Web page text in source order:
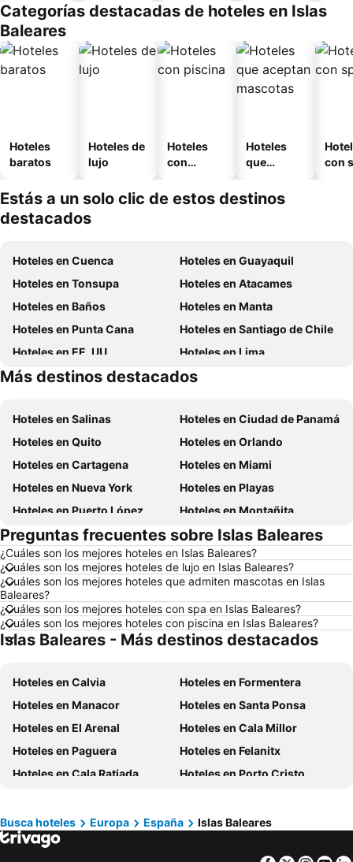
o
Categorías destacadas de hoteles en Islas
Baleares
Hoteles
baratos
Hoteles de
lujo
Hoteles
con
Hoteles
que
mascotas
con
Estás a un solo clic de estos destinos
destacados
Hoteles en Cuenca
Hoteles en Guayaquil
Hoteles en Tonsupa
Hoteles en Atacames
Hoteles en Baños
Hoteles en Manta
Hoteles en Punta Cana
Hoteles en Santiago de Chile
Hoteles en EE. UU.
Hoteles en Lima
Hoteles en Chicago
Hoteles en Ecuador
Más destinos destacados
Hoteles en Salinas
Hoteles en Ciudad de Panamá
Hoteles en Quito
Hoteles en Orlando
Hoteles en Cartagena
Hoteles en Miami
Hoteles en Nueva York
Hoteles en Playas
Hoteles en Puerto López
Hoteles en Montañita
Hoteles en Zorritos
Hoteles en Madrid
Hoteles en Roma
Hoteles en Bogotá
Hoteles en Riobamba
Hoteles en París
Hoteles en Ambato
Hoteles en Ibarra
Hoteles en Loja
Hoteles en Curazao
Hoteles en Santa Cruz
Hoteles en Colombia
Hoteles en Campania
Hoteles en Nueva York
Hoteles en Aruba
Preguntas frecuentes sobre Islas Baleares
¿Cuáles son los mejores hoteles en Islas Baleares?
¿Cuáles son los mejores hoteles de lujo en Islas Baleares?
¿Cuáles son los mejores hoteles que admiten mascotas en Islas
Baleares?
¿Cuáles son los mejores hoteles con spa en Islas Baleares?
¿Cuáles son los mejores hoteles con piscina en Islas Baleares?
Islas Baleares - Más destinos destacados
Hoteles en Calvia
Hoteles en Formentera
Hoteles en Manacor
Hoteles en Santa Ponsa
Hoteles en El Arenal
Hoteles en Cala Millor
Hoteles en Paguera
Hoteles en Felanitx
Hoteles en Cala Ratjada
Hoteles en Porto Cristo
Hoteles en Can Picafort
Hoteles en Puerto de Pollensa
Hoteles en Sa Pobla
Busca hoteles Europa España Islas Baleares